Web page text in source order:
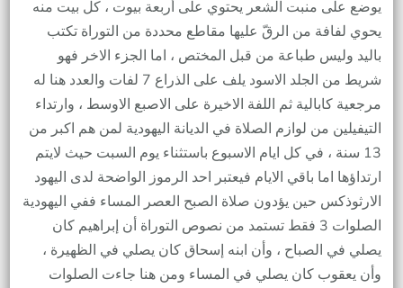
يوضع على منبت الشعر يحتوي على أربعة بيوت ، كل بيت منه
يحوي لفافة من الرقّ عليها مقاطع محددة من التوراة تكتب
باليد وليس طباعة من قبل المختص ، اما الجزء الاخر فهو
شريط من الجلد الاسود يلف على الذراع 7 لفات والعدد هنا له
مرجعية كابالية ثم اللفة الاخيرة على الاصبع الاوسط ، وارتداء
التيفيلين من لوازم الصلاة في الديانة اليهودية لمن هم اكبر من
13 سنة ، في كل ايام الاسبوع باستثناء يوم السبت حيث لايتم
ارتداؤها اما باقي الايام فيعتبر احد الرموز الواضحة لدى اليهود
الارثوذكس حين يؤدون صلاة الصبح العصر المساء ففي اليهودية
الصلوات 3 فقط تستمد من نصوص التوراة أن إبراهيم كان
يصلي في الصباح ، وأن ابنه إسحاق كان يصلي في الظهيرة ،
وأن يعقوب كان يصلي في المساء ومن هنا جاءت الصلوات